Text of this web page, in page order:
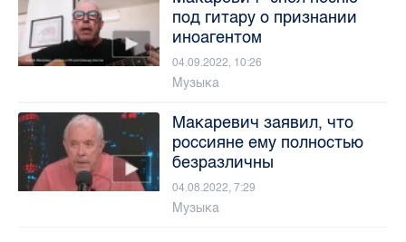
под гитару о признании
иноагентом
04.09.2022, 10:26
Музыка
Макаревич заявил, что
россияне ему полностью
безразличны
04.08.2022, 7:29
Музыка